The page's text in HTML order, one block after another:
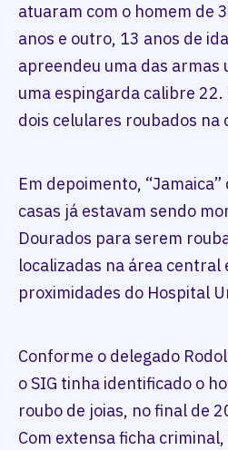
atuaram com o homem de
anos e outro, 13 anos de
apreendeu uma das armas
uma espingarda calibre
dois celulares roubados na
Em depoimento,
casas já estavam sendo
Dourados para serem
localizadas na área central
proximidades do Hospital
Conforme o delegado
o SIG tinha identificado o
roubo de joias, no final de
Com extensa ficha criminal,